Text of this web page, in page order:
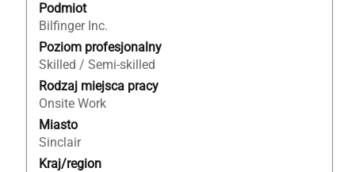
Podmiot
Bilfinger Inc.
Poziom profesjonalny
Skilled / Semi-skilled
Rodzaj miejsca pracy
Onsite Work
Miasto
Sinclair
Kraj/region
pomocą
spacji,
aby
wyświetlić
pełną
treść
danych
oferty
pracy.